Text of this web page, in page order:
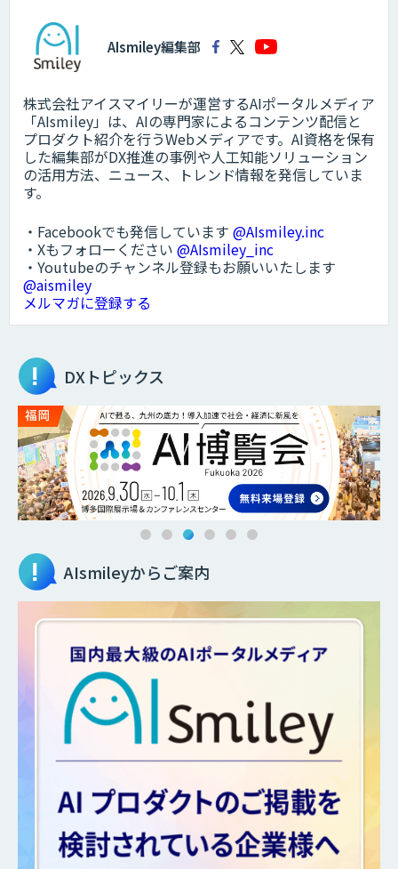
AIsmiley編集部
株式会社アイスマイリーが運営するAIポータルメディア
「AIsmiley」は、AIの専門家によるコンテンツ配信と
プロダクト紹介を行うWebメディアです。AI資格を保有
した編集部がDX推進の事例や人工知能ソリューション
の活用方法、ニュース、トレンド情報を発信していま
す。
・Facebookでも発信しています @AIsmiley.inc
・Xもフォローください @AIsmiley_inc
・Youtubeのチャンネル登録もお願いいたします
@aismiley
メルマガに登録する
DXトピックス
AIsmileyからご案内